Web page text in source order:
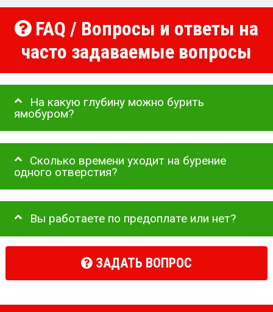
FAQ / Вопросы и ответы на
часто задаваемые вопросы
На какую глубину можно бурить
ямобуром?
Сколько времени уходит на бурение
одного отверстия?
Вы работаете по предоплате или нет?
ЗАДАТЬ ВОПРОС